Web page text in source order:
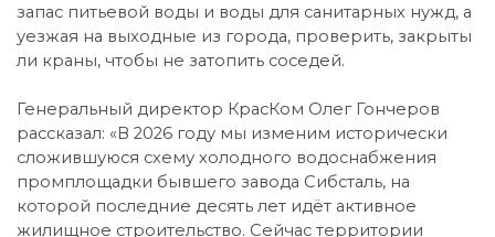
запас питьевой воды и воды для санитарных нужд, а
уезжая на выходные из города, проверить, закрыты
ли краны, чтобы не затопить соседей.
Генеральный директор КрасКом Олег Гончеров
рассказал: «В 2026 году мы изменим исторически
сложившуюся схему холодного водоснабжения
промплощадки бывшего завода Сибсталь, на
которой последние десять лет идёт активное
жилищное строительство. Сейчас территории